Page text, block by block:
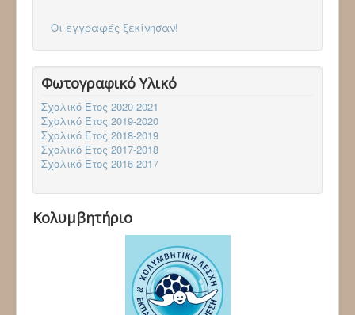
Οι εγγραφές ξεκίνησαν!
Φωτογραφικό Υλικό
Σχολικό Έτος 2020-2021
Σχολικό Έτος 2019-2020
Σχολικό Έτος 2018-2019
Σχολικό Έτος 2017-2018
Σχολικό Έτος 2016-2017
Κολυμβητήριο